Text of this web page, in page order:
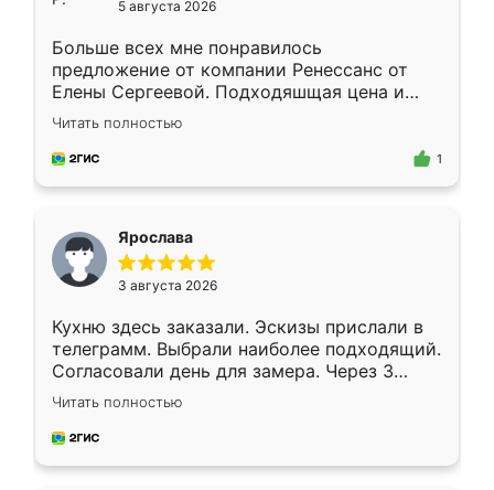
5 августа 2026
Больше всех мне понравилось
предложение от компании Ренессанс от
Елены Сергеевой. Подходяшщая цена и
короткие сроки изготовления. Приехавший
для замера сотрудник Владислав
предложил по моему эскизу самый
Читать полностью
1
Ярослава
3 августа 2026
Кухню здесь заказали. Эскизы прислали в
телеграмм. Выбрали наиболее подходящий.
Согласовали день для замера. Через 3
недели кухня была уже готова. Остались
довольны работой. Спасибо Ренессанс
мебель за качественную работу!
Читать полностью